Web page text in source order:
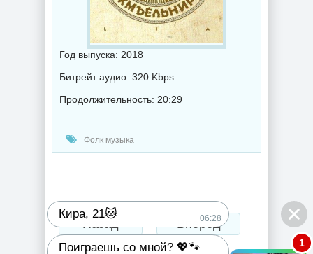
Год выпуска: 2018
Битрейт аудио: 320 Kbps
Продолжительность: 20:29
Фолк музыка
Назад Вперед
Кира, 21🐱 06:28
Поиграешь со мной? 💖🐾 1